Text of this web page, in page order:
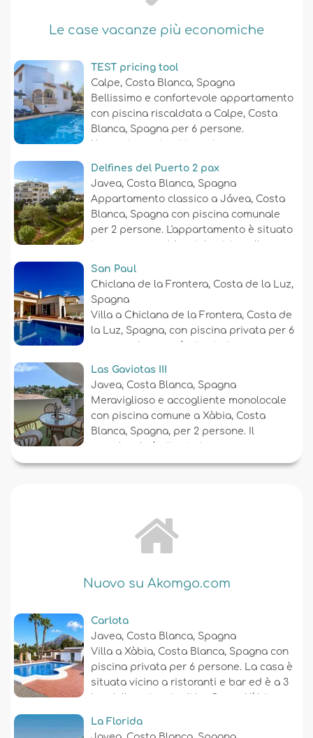
Le case vacanze più economiche
TEST pricing tool
Calpe, Costa Blanca, Spagna
Bellissimo e confortevole appartamento
con piscina riscaldata a Calpe, Costa
Blanca, Spagna per 6 persone.
spiaggia, a 3 km dalla spiaggia di La
Granadella, Javea e a 10 km da Javea....
Delfines del Puerto 2 pax
Javea, Costa Blanca, Spagna
Appartamento classico a Jávea, Costa
Blanca, Spagna con piscina comunale
per 2 persone. L'appartamento è situato
spiaggia di La Grava, Puerto, Jávea e a
0,2 km dal Mediterráneo, Jávea....
San Paul
Chiclana de la Frontera, Costa de la Luz,
Spagna
Villa a Chiclana de la Frontera, Costa de
la Luz, Spagna, con piscina privata per 6
Barrosa....
Las Gaviotas III
Javea, Costa Blanca, Spagna
Meraviglioso e accogliente monolocale
con piscina comune a Xàbia, Costa
Blanca, Spagna, per 2 persone. Il
residenziale vicino alla spiaggia....
Nuovo su Akomgo.com
Carlota
Javea, Costa Blanca, Spagna
Villa a Xàbia, Costa Blanca, Spagna con
piscina privata per 6 persone. La casa è
situata vicino a ristoranti e bar ed è a 3
La Florida